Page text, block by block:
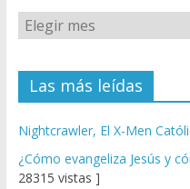
Las más leídas
Nightcrawler, El X-Men
¿Cómo evangeliza Jesús y
28315 vistas ]